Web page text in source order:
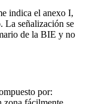
indica el anexo I,
La señalización se
de la BIE y no
por: